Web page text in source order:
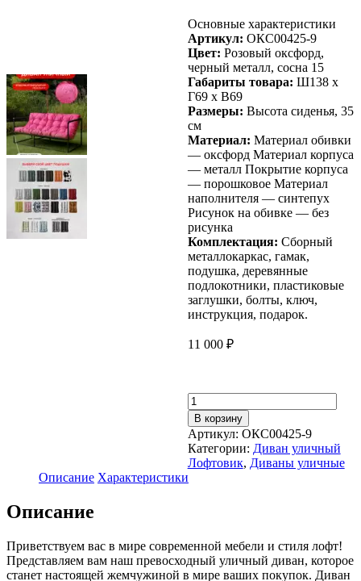
Основные характеристики
Артикул: ОКС00425-9
Цвет: Розовый оксфорд,
черный металл, сосна 15
Габариты товара: Ш138 х
Г69 х В69
Размеры: Высота сиденья, 35
см
Материал: Материал обивки
— оксфорд Материал корпуса
— металл Покрытие корпуса
— порошковое Материал
наполнителя — синтепух
Рисунок на обивке — без
рисунка
Комплектация: Сборный
металлокаркас, гамак,
подушка, деревянные
подлокотники, пластиковые
заглушки, болты, ключ,
инструкция, подарок.
11 000 ₽
Количество
товара
Диван
Уличный
Лофтовик
++
оксфорд
В корзину
Артикул: ОКС00425-9
Категории: Диван уличный
Лофтовик, Диваны уличные
Описание Характеристики
Описание
Приветствуем вас в мире современной мебели и стиля лофт!
Представляем вам наш превосходный уличный диван, которое
станет настоящей жемчужиной в мире ваших покупок. Диван